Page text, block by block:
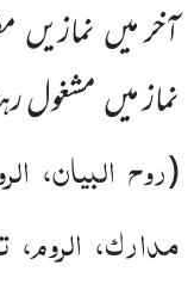
آخر میں نمازیں
نماز میں مشغول
(روح البیان،
مدارک، الروم،